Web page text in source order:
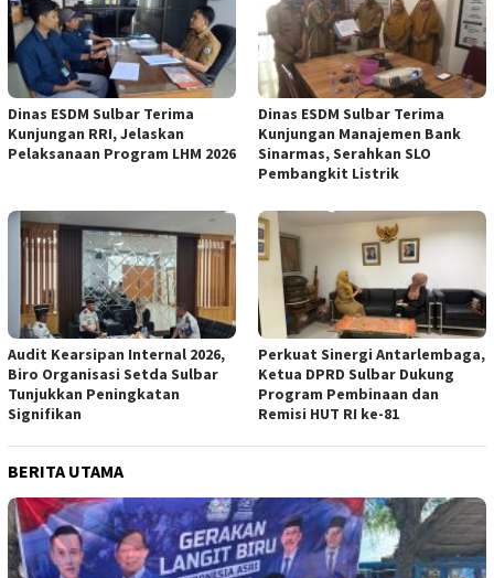
Dinas ESDM Sulbar Terima
Kunjungan RRI, Jelaskan
Pelaksanaan Program LHM 2026
Dinas ESDM Sulbar Terima
Kunjungan Manajemen Bank
Sinarmas, Serahkan SLO
Pembangkit Listrik
Audit Kearsipan Internal 2026,
Biro Organisasi Setda Sulbar
Tunjukkan Peningkatan
Signifikan
Perkuat Sinergi Antarlembaga,
Ketua DPRD Sulbar Dukung
Program Pembinaan dan
Remisi HUT RI ke-81
BERITA UTAMA